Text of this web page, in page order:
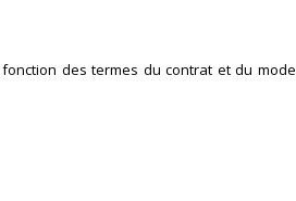
des termes du contrat et du mode